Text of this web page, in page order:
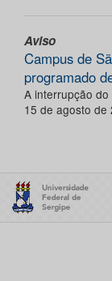
Aviso
Campus de
programado
A interrupção
15 de agosto de